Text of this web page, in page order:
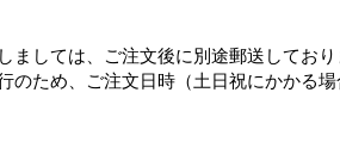
ましては、ご注文後に別途郵送しており
のため、ご注文日時（土日祝にかかる